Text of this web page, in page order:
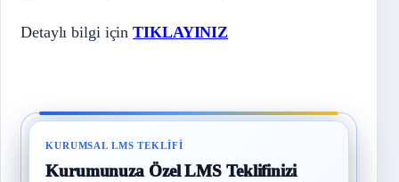
Detaylı bilgi içinTIKLAYINIZ
KURUMSAL LMS TEKLIFI
Kurumunuza Özel LMS Teklifinizi